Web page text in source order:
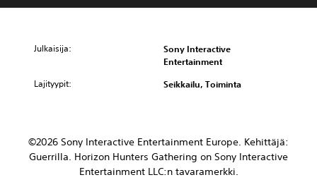
Julkaisija:
Sony Interactive
Entertainment
Lajityypit: Seikkailu, Toiminta
©2026 Sony Interactive Entertainment Europe. Kehittäjä:
Guerrilla. Horizon Hunters Gathering on Sony Interactive
Entertainment LLC:n tavaramerkki.